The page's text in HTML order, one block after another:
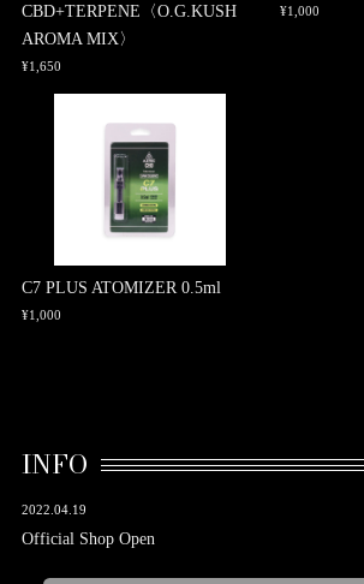
CBD+TERPENE〈O.G.KUSH
AROMA MIX〉
¥1,650
¥1,000
C7 PLUS ATOMIZER 0.5ml
¥1,000
INFO
2022.04.19
Official Shop Open